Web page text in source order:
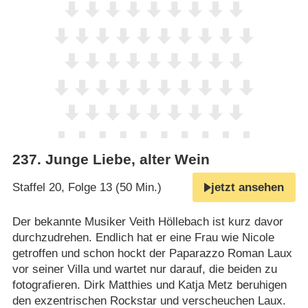
237. Junge Liebe, alter Wein
Staffel 20, Folge 13 (50 Min.) jetzt ansehen
Der bekannte Musiker Veith Höllebach ist kurz davor
durchzudrehen. Endlich hat er eine Frau wie Nicole
getroffen und schon hockt der Paparazzo Roman Laux
vor seiner Villa und wartet nur darauf, die beiden zu
fotografieren. Dirk Matthies und Katja Metz beruhigen
den exzentrischen Rockstar und verscheuchen Laux.